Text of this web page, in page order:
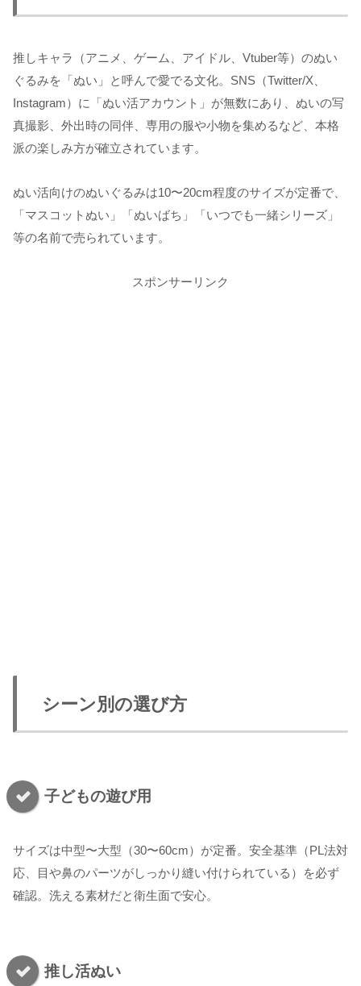
推しキャラ（アニメ、ゲーム、アイドル、Vtuber等）のぬい
ぐるみを「ぬい」と呼んで愛でる文化。SNS（Twitter/X、
Instagram）に「ぬい活アカウント」が無数にあり、ぬいの写
真撮影、外出時の同伴、専用の服や小物を集めるなど、本格
派の楽しみ方が確立されています。
ぬい活向けのぬいぐるみは10〜20cm程度のサイズが定番で、
「マスコットぬい」「ぬいばち」「いつでも一緒シリーズ」
等の名前で売られています。
スポンサーリンク
シーン別の選び方
子どもの遊び用
サイズは中型〜大型（30〜60cm）が定番。安全基準（PL法対
応、目や鼻のパーツがしっかり縫い付けられている）を必ず
確認。洗える素材だと衛生面で安心。
推し活ぬい